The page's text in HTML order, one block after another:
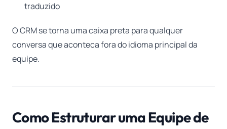
traduzido
O CRM se torna uma caixa preta para qualquer
conversa que aconteca fora do idioma principal da
equipe.
Como Estruturar uma Equipe de